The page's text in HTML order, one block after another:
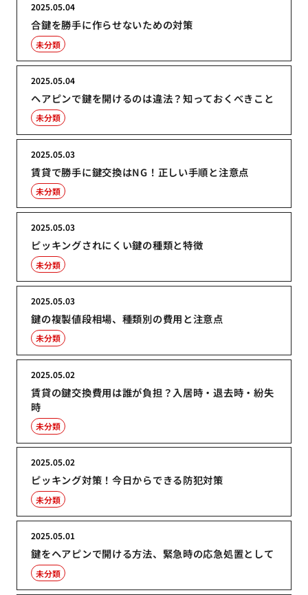
合鍵を勝手に作らせないための対策
2025.05.04
未分類
ヘアピンで鍵を開けるのは違法？知っておくべきこと
2025.05.04
未分類
賃貸で勝手に鍵交換はNG！正しい手順と注意点
2025.05.03
未分類
ピッキングされにくい鍵の種類と特徴
2025.05.03
未分類
鍵の複製値段相場、種類別の費用と注意点
2025.05.03
未分類
賃貸の鍵交換費用は誰が負担？入居時・退去時・紛失
時
2025.05.02
未分類
ピッキング対策！今日からできる防犯対策
2025.05.02
未分類
鍵をヘアピンで開ける方法、緊急時の応急処置として
2025.05.01
未分類